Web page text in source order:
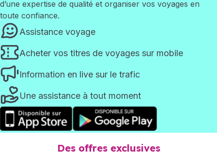
d’une expertise de qualité et organiser vos voyages en
toute confiance.
Assistance voyage
Acheter vos titres de voyages sur mobile
Information en live sur le trafic
Une assistance à tout moment
Des offres exclusives